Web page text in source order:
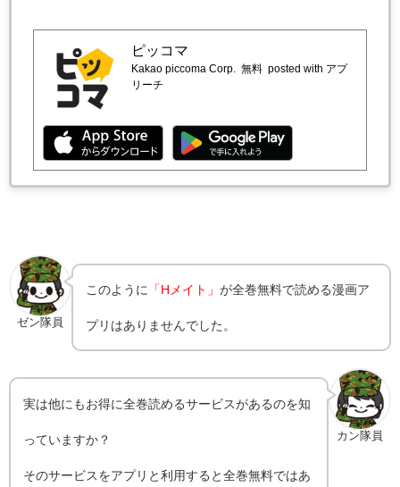
ピッコマ
Kakao piccoma Corp. 無料 posted with アプ
リーチ
ゼン隊員
このように 「Hメイト」が全巻無料で読める漫画ア
プリはありませんでした。
カン隊員
実は他にもお得に全巻読めるサービスがあるのを知
っていますか？
そのサービスをアプリと利用すると全巻無料ではあ